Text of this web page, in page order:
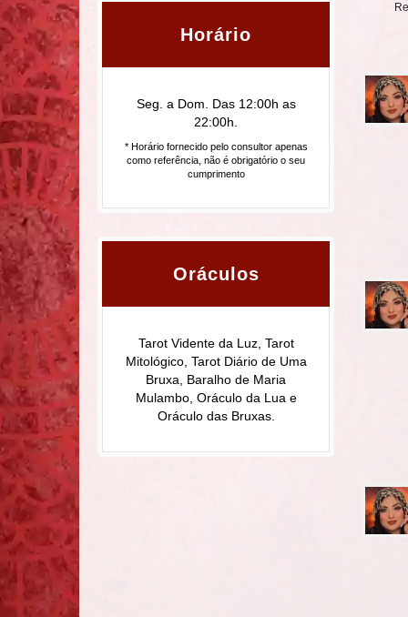
Horário
Seg. a Dom. Das 12:00h as
22:00h.
* Horário fornecido pelo consultor apenas
como referência, não é obrigatório o seu
cumprimento
Oráculos
Tarot Vidente da Luz, Tarot
Mitológico, Tarot Diário de Uma
Bruxa, Baralho de Maria
Mulambo, Oráculo da Lua e
Oráculo das Bruxas.